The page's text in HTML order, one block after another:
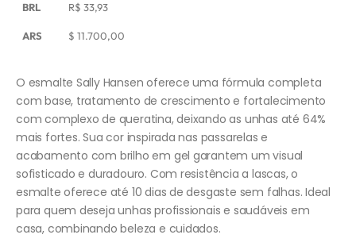
BRL R$ 33,93
ARS $ 11.700,00
O esmalte Sally Hansen oferece uma fórmula completa
com base, tratamento de crescimento e fortalecimento
com complexo de queratina, deixando as unhas até 64%
mais fortes. Sua cor inspirada nas passarelas e
acabamento com brilho em gel garantem um visual
sofisticado e duradouro. Com resistência a lascas, o
esmalte oferece até 10 dias de desgaste sem falhas. Ideal
para quem deseja unhas profissionais e saudáveis em
casa, combinando beleza e cuidados.